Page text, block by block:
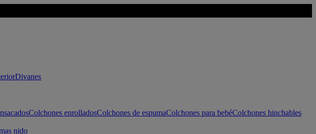
Divanes
Colchones enrolladosColchones de espumaColchones para bebéColchones hinchables
nido